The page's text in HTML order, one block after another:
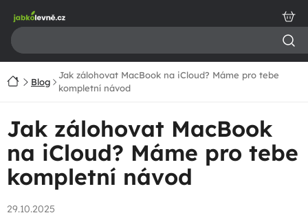
obsah
DomůBlog
Jak zálohovat MacBook na iCloud? Máme pro tebe
kompletní návod
Jak zálohovat MacBook
na iCloud? Máme pro tebe
kompletní návod
29.10.2025